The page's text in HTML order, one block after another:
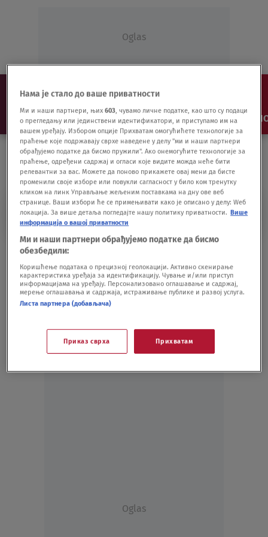
Oglas
NAJNOVIJE VESTI SHOW SPORT VIDEO
TONI RONCONI
ne želim da izgubim"
KOŠARKA 03.03.20.
Oglas
Нама је стало до ваше приватности
Ми и наши партнери, њих603, чувамо личне податке, као што су подаци
о прегледању или јединствени идентификатори, и приступамо им на
вашем уређају. Избором опције Прихватам омогућићете технологије за
праћење које подржавају сврхе наведене у делу "ми и наши партнери
обрађујемо податке да бисмо пружили". Ако онемогућите технологије за
праћење, одређени садржај и огласи које видите можда неће бити
релевантни за вас. Можете да поново прикажете овај мени да бисте
променили своје изборе или повукли сагласност у било ком тренутку
кликом на линк Управљање жељеним поставкама на дну ове веб
странице. Ваши избори ће се примењивати како је описано у делу: Wеб
локација. За више детаља погледајте нашу политику приватности. Више
информација о вашој приватности
Ми и наши партнери обрађујемо податке да бисмо
обезбедили:
Коришћење података о прецизној геолокацији. Активно скенирање
карактеристика уређаја за идентификацију. Чување и/или приступ
информацијама на уређају. Персонализовано оглашавање и садржај,
мерење оглашавања и садржаја, истраживање публике и развој услуга.
Листа партнера (добављача)
Приказ сврха Прихватам